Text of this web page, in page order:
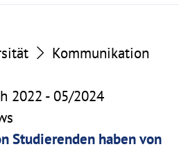
Kommunikation
2022 - 05/2024
Studierenden haben von